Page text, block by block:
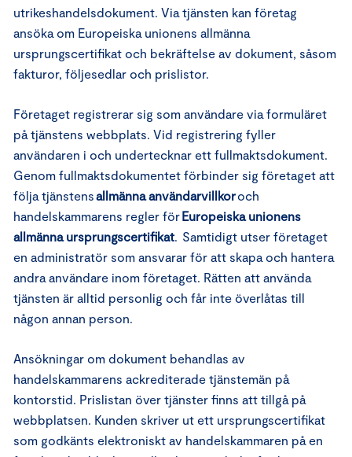
utrikeshandelsdokument. Via tjänsten kan företag
ansöka om Europeiska unionens allmänna
ursprungscertifikat och bekräftelse av dokument, såsom
fakturor, följesedlar och prislistor.
Företaget registrerar sig som användare via formuläret
på tjänstens webbplats. Vid registrering fyller
användaren i och undertecknar ett fullmaktsdokument.
Genom fullmaktsdokumentet förbinder sig företaget att
följa tjänstensallmänna användarvillkoroch
handelskammarens regler förEuropeiska unionens
allmänna ursprungscertifikat. Samtidigt utser företaget
en administratör som ansvarar för att skapa och hantera
andra användare inom företaget. Rätten att använda
tjänsten är alltid personlig och får inte överlåtas till
någon annan person.
Ansökningar om dokument behandlas av
handelskammarens ackrediterade tjänstemän på
kontorstid. Prislistan över tjänster finns att tillgå på
webbplatsen. Kunden skriver ut ett ursprungscertifikat
som godkänts elektroniskt av handelskammaren på en